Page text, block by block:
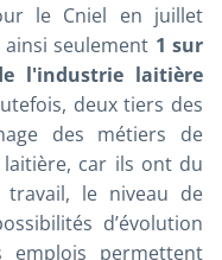
le Cniel en juillet
seulement 1 sur
l'industrie laitière
deux tiers des
des métiers de
car ils ont du
le niveau de
d’évolution
emplois permettent